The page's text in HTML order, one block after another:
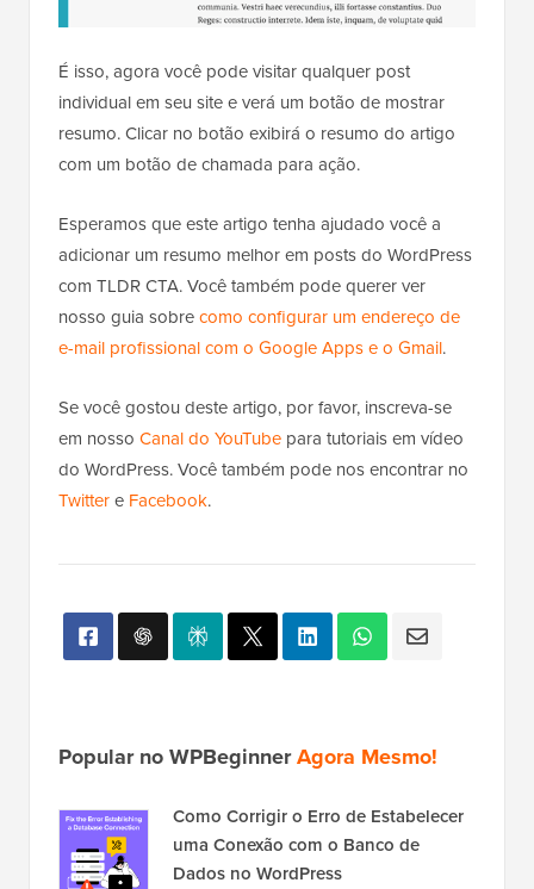
É isso, agora você pode visitar qualquer post
individual em seu site e verá um botão de mostrar
resumo. Clicar no botão exibirá o resumo do artigo
com um botão de chamada para ação.
Esperamos que este artigo tenha ajudado você a
adicionar um resumo melhor em posts do WordPress
com TLDR CTA. Você também pode querer ver
nosso guia sobrecomo configurar um endereço de
e-mail profissional com o Google Apps e o Gmail.
Se você gostou deste artigo, por favor, inscreva-se
em nosso Canal do YouTube para tutoriais em vídeo
do WordPress. Você também pode nos encontrar no
Twittere Facebook.
Popular no WPBeginnerAgora Mesmo!
Como Corrigir o Erro de Estabelecer
uma Conexão com o Banco de
Dados no WordPress